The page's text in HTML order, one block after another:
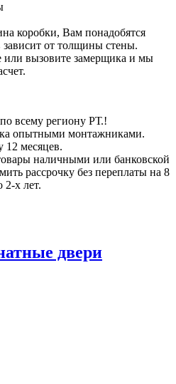
коробки, Вам понадобятся
от толщины стены.
или вызовите замерщика и мы
всему региону РТ.!
опытными монтажниками.
12 месяцев.
наличными или банковской
рассрочку без переплаты на 8
2-х лет.
двери